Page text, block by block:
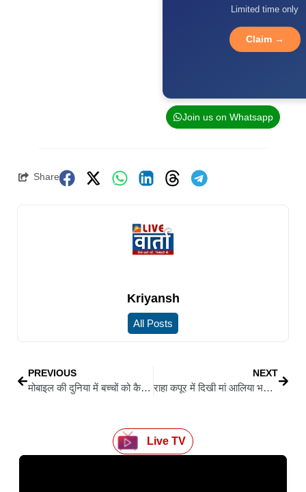
Limited time only
Claim →
Join us on Whatsapp
Share
Kriyansh
All Posts
PREVIOUS
मोबाइल की दुनिया में बच्चों को कैसे सिखाएं अच्छे संस्कार और मैनर्स?
NEXT
राहा कपूर में दिखी मां आलिया भट्ट की झलक, अभिनय और डांस में दिखा खास रुझान
Live TV